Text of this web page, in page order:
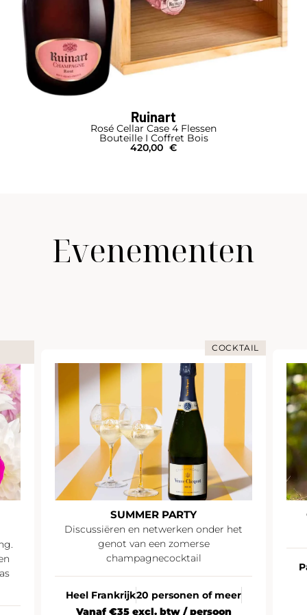
Ruinart
Rosé Cellar Case 4 Flessen
Bouteille I Coffret Bois
420,00 €
Evenementen
COCKTAIL
SUMMER PARTY
Discussiëren en netwerken onder het
genot van een zomerse
champagnecocktail
Heel Frankrijk20 personen of meer
Vanaf €35 excl. btw / persoon